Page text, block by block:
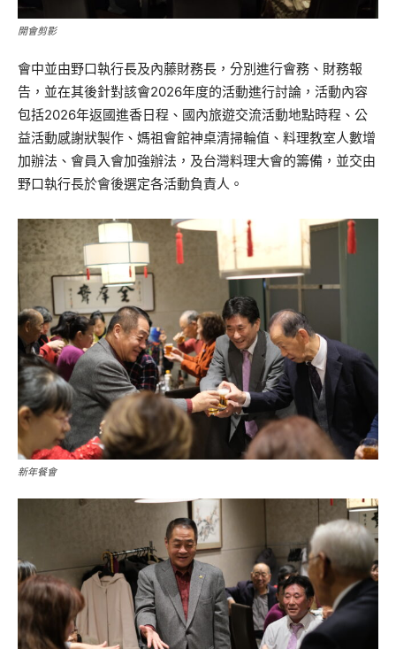
開會剪影
會中並由野口執行長及內藤財務長，分別進行會務、財務報
告，並在其後針對該會2026年度的活動進行討論，活動內容
包括2026年返國進香日程、國內旅遊交流活動地點時程、公
益活動感謝狀製作、媽祖會館神桌清掃輪值、料理教室人數增
加辦法、會員入會加強辦法，及台灣料理大會的籌備，並交由
野口執行長於會後選定各活動負責人。
新年餐會